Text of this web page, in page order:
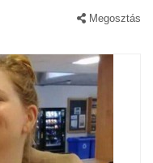
Megosztás